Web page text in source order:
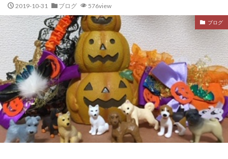
2019-10-31 ブログ 576view
ブログ